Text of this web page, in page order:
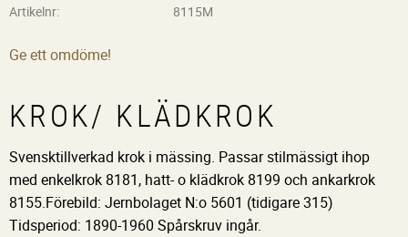
Artikelnr
8115M
Ge ett omdöme!
KROK/ KLÄDKROK
Svensktillverkad krok i mässing. Passar stilmässigt ihop
med enkelkrok 8181, hatt- o klädkrok 8199 och ankarkrok
8155.Förebild: Jernbolaget N:o 5601 (tidigare 315)
Tidsperiod: 1890-1960 Spårskruv ingår.